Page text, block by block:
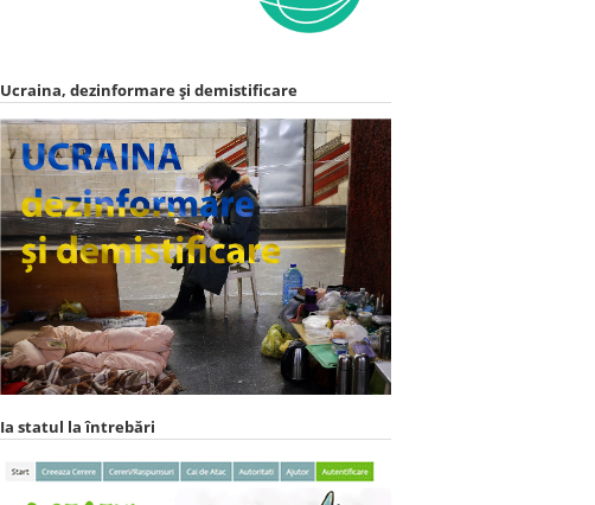
Ucraina, dezinformare și demistificare
Ia statul la întrebări